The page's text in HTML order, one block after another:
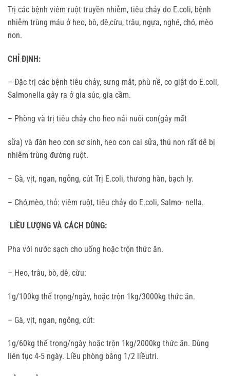
Trị các bệnh viêm ruột truyền nhiễm, tiêu chảy do E.coli, bệnh
nhiễm trùng máu ở heo, bò, dê,cừu, trâu, ngựa, nghé, chó, mèo
non.
CHỈ ĐỊNH:
– Đặc trị các bệnh tiêu chảy, sưng mắt, phù nề, co giật do E.coli,
Salmonella gây ra ở gia súc, gia cầm.
– Phòng và trị tiêu chảy cho heo nái nuôi con(gây mất
sữa) và đàn heo con sơ sinh, heo con cai sữa, thú non rất dễ bị
nhiễm trùng đường ruột.
– Gà, vịt, ngan, ngỗng, cút Trị E.coli, thương hàn, bạch ly.
– Chó,mèo, thỏ: viêm ruột, tiêu chảy do E.coli, Salmo- nella.
LIỀU LƯỢNG VÀ CÁCH DÙNG:
Pha với nước sạch cho uống hoặc trộn thức ăn.
– Heo, trâu, bò, dê, cừu:
1g/100kg thể trọng/ngày, hoặc trộn 1kg/3000kg thức ăn.
– Gà, vịt, ngan, ngỗng, cút:
1g/60kg thể trọng/ngày hoặc trộn 1kg/2000kg thức ăn. Dùng
liên tục 4-5 ngày. Liều phòng bằng 1/2 liềutri.